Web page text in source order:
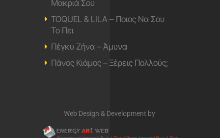
Μακριά Σου
TOQUEL & LILA – Ποιος Να Σου
Το Πει
Πέγκυ Ζήνα – Άμυνα
Πάνος Κιάμος – Ξέρεις Πολλούς;
Web Design & Development by